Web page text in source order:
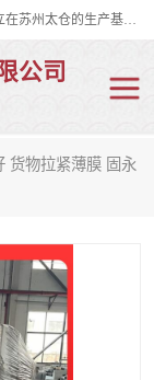
双忠包装材料（苏州）有限公司是上海双忠包装材料设立在苏州太仓的生产基地，占地约2万平米，产品主要有打孔缠绕膜，拉伸蜂窝纸，集装箱充气袋，滑托板，打包带，裹包网兜，防滑纸等箱体和托盘的运输和保护性包材。固永包材®，GooYon Pack®，是我们保护性包装材料的专属品牌。
公司
货物拉紧薄膜 固永
带